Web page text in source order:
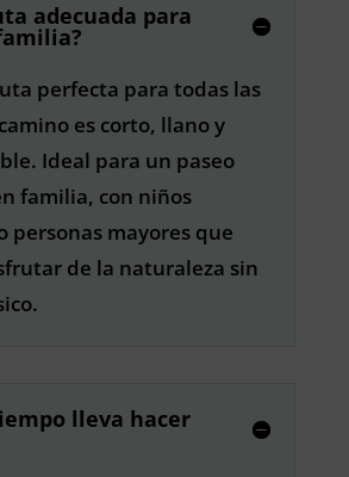
adecuada para
perfecta para todas las
es corto, llano y
Ideal para un paseo
familia, con niños
personas mayores que
de la naturaleza sin
lleva hacer